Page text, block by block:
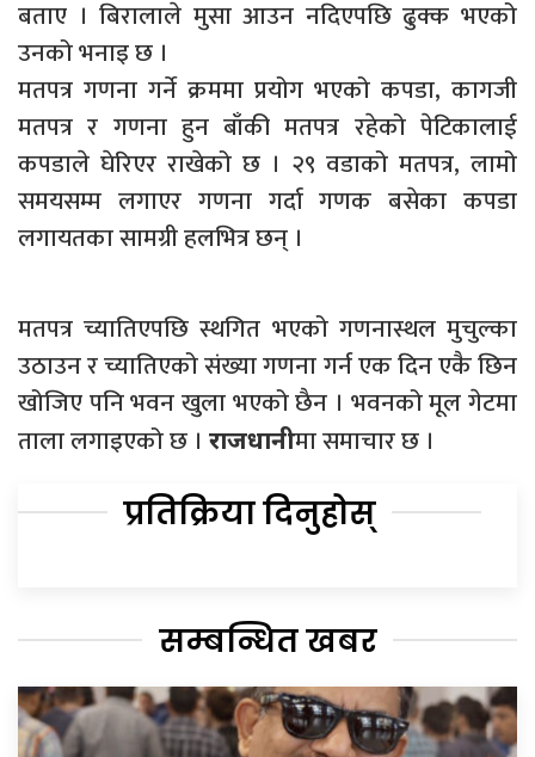
बताए । बिरालाले मुसा आउन नदिएपछि ढुक्क भएको
उनको भनाइ छ ।
मतपत्र गणना गर्ने क्रममा प्रयोग भएको कपडा, कागजी
मतपत्र र गणना हुन बाँकी मतपत्र रहेको पेटिकालाई
कपडाले घेरिएर राखेको छ । २९ वडाको मतपत्र, लामो
समयसम्म लगाएर गणना गर्दा गणक बसेका कपडा
लगायतका सामग्री हलभित्र छन् ।
मतपत्र च्यातिएपछि स्थगित भएको गणनास्थल मुचुल्का
उठाउन र च्यातिएको संख्या गणना गर्न एक दिन एकै छिन
खोजिए पनि भवन खुला भएको छैन । भवनको मूल गेटमा
ताला लगाइएको छ । राजधानीमा समाचार छ ।
प्रतिक्रिया दिनुहोस्
सम्बन्धित खबर